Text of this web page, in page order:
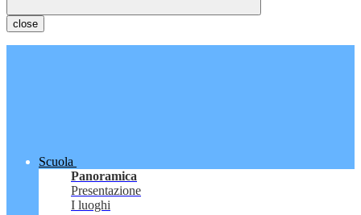
close
Scuola
Panoramica
Presentazione
I luoghi